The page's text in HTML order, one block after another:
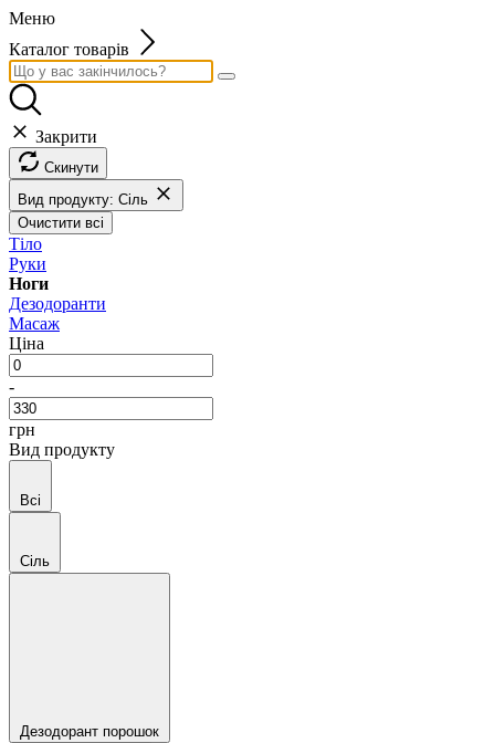
Меню
Каталог товарів
Закрити
Скинути
Вид продукту: Сіль
Очистити всі
Тіло
Руки
Ноги
Дезодоранти
Масаж
Ціна
-
грн
Вид продукту
Всі
Сіль
Дезодорант порошок